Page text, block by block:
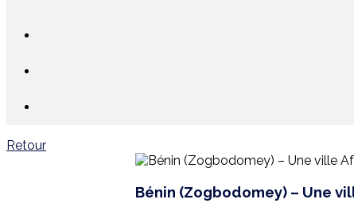
Retour
Bénin (Zogbodomey) – Une